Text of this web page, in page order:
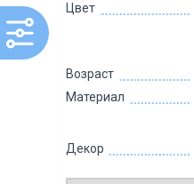
Цвет
Возраст
Материал
Декор